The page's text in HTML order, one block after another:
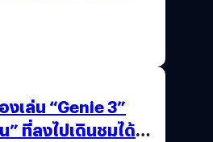
เล่น “Genie 3”
” ที่ลงไปเดินชมได้